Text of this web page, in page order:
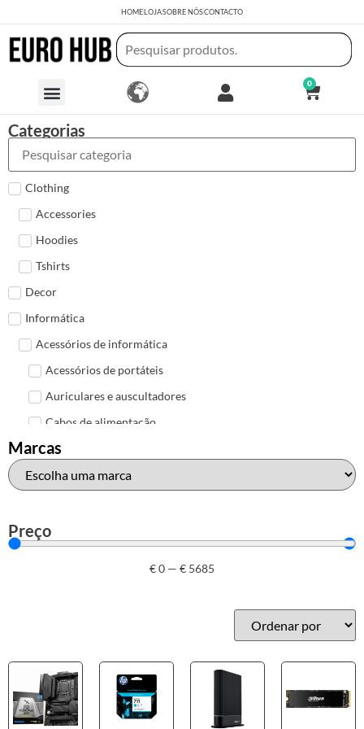
HOMELOJASOBRE NÓSCONTACTO
0
Categorias
Clothing
Accessories
Hoodies
Tshirts
Decor
Informática
Acessórios de informática
Acessórios de portáteis
Auriculares e auscultadores
Cabos de alimentação
Colunas de Som
Hubs
Mais acessórios USB
HP
Outros acessórios de informática
Marcas
Preço
€0 — € 5685